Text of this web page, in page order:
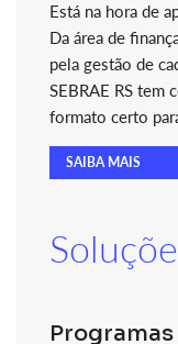
Está na hora de
Da área de
pela gestão de
SEBRAE RS tem
formato certo
SAIBA MAIS
Programas